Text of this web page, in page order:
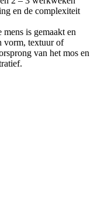
en de complexiteit
is gemaakt en
vorm, textuur of
van het mos en